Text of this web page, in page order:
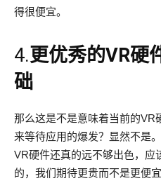
得很便宜。
4.更优秀的VR硬
础
那么这是不是意味着当前的VR
来等待应用的爆发？显然不是
VR硬件还真的远不够出色，应
的，我们期待更贵而不是更便